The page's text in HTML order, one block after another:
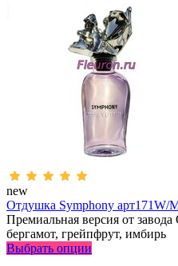
new
Отдушка Symphony арт171W/
Премиальная версия от
бергамот, грейпфрут, имбирь
Выбрать опции